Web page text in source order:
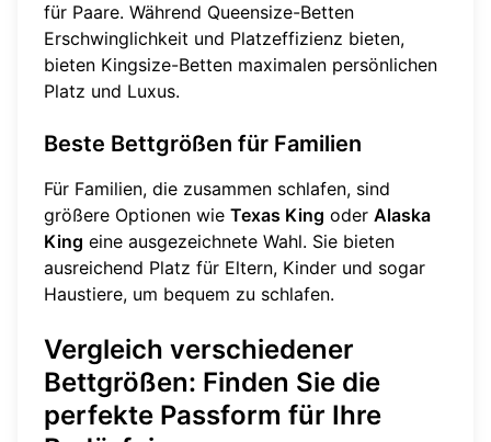
für Paare. Während Queensize-Betten
Erschwinglichkeit und Platzeffizienz bieten,
bieten Kingsize-Betten maximalen persönlichen
Platz und Luxus.
Beste Bettgrößen für Familien
Für Familien, die zusammen schlafen, sind
größere Optionen wie Texas King oder Alaska
King eine ausgezeichnete Wahl. Sie bieten
ausreichend Platz für Eltern, Kinder und sogar
Haustiere, um bequem zu schlafen.
Vergleich verschiedener
Bettgrößen: Finden Sie die
perfekte Passform für Ihre